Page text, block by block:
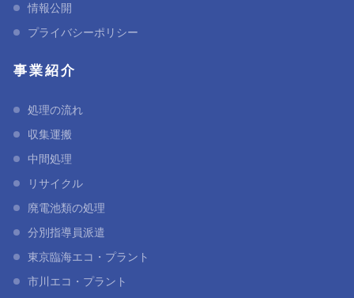
情報公開
プライバシーポリシー
事業紹介
処理の流れ
収集運搬
中間処理
リサイクル
廃電池類の処理
分別指導員派遣
東京臨海エコ・プラント
市川エコ・プラント